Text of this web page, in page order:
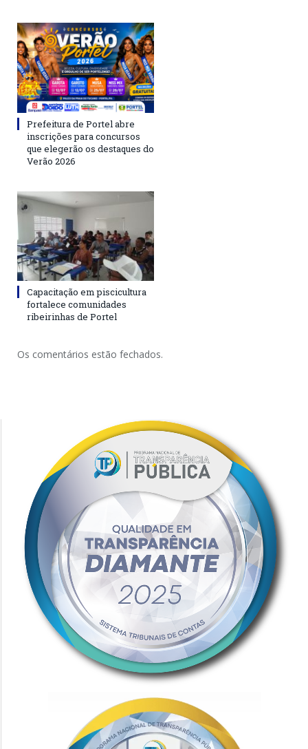
Prefeitura de Portel abre
inscrições para concursos
que elegerão os destaques do
Verão 2026
Capacitação em piscicultura
fortalece comunidades
ribeirinhas de Portel
Os comentários estão fechados.